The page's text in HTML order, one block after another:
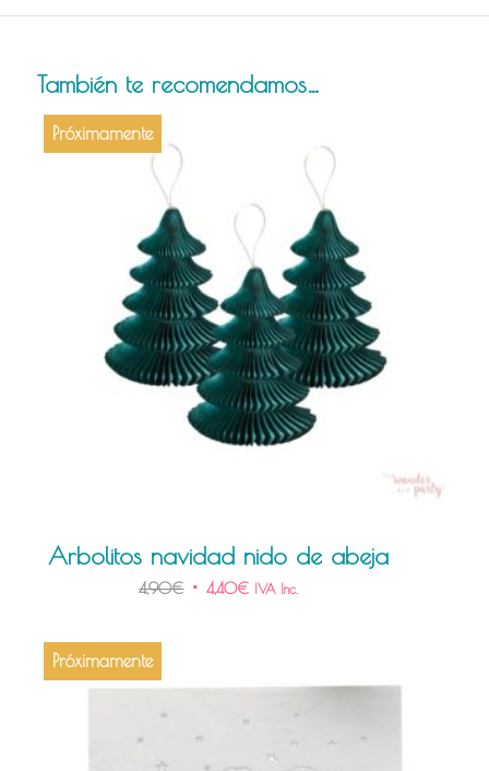
También te recomendamos…
Próximamente
Arbolitos navidad nido de abeja
4,90€ 4,40€ IVA Inc.
Próximamente